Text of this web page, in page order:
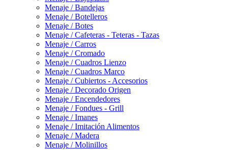
Menaje / Bandejas
Menaje / Botelleros
Menaje / Botes
Menaje / Cafeteras - Teteras - Tazas
Menaje / Carros
Menaje / Cromado
Menaje / Cuadros Lienzo
Menaje / Cuadros Marco
Menaje / Cubiertos - Accesorios
Menaje / Decorado Origen
Menaje / Encendedores
Menaje / Fondues - Grill
Menaje / Imanes
Menaje / Imitación Alimentos
Menaje / Madera
Menaje / Molinillos